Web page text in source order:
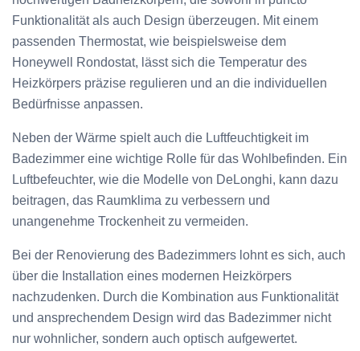
Funktionalität als auch Design überzeugen. Mit einem
passenden Thermostat, wie beispielsweise dem
Honeywell Rondostat, lässt sich die Temperatur des
Heizkörpers präzise regulieren und an die individuellen
Bedürfnisse anpassen.
Neben der Wärme spielt auch die Luftfeuchtigkeit im
Badezimmer eine wichtige Rolle für das Wohlbefinden. Ein
Luftbefeuchter, wie die Modelle von DeLonghi, kann dazu
beitragen, das Raumklima zu verbessern und
unangenehme Trockenheit zu vermeiden.
Bei der Renovierung des Badezimmers lohnt es sich, auch
über die Installation eines modernen Heizkörpers
nachzudenken. Durch die Kombination aus Funktionalität
und ansprechendem Design wird das Badezimmer nicht
nur wohnlicher, sondern auch optisch aufgewertet.